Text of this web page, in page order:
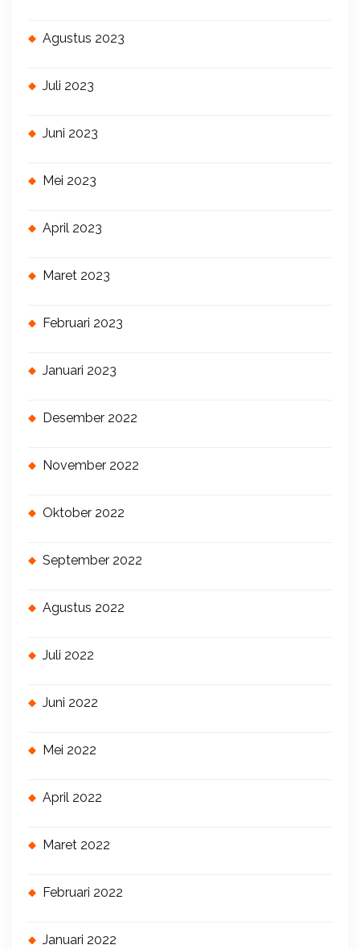
Agustus 2023
Juli 2023
Juni 2023
Mei 2023
April 2023
Maret 2023
Februari 2023
Januari 2023
Desember 2022
November 2022
Oktober 2022
September 2022
Agustus 2022
Juli 2022
Juni 2022
Mei 2022
April 2022
Maret 2022
Februari 2022
Januari 2022